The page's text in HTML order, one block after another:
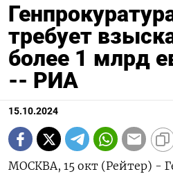
требует
более 1 млрд
-- РИА
15.10.2024
МОСКВА, 15 окт (Рейтер) -